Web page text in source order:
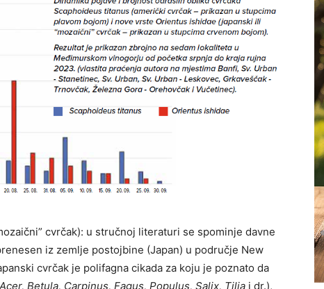
cvrčak): u stručnoj literaturi se spominje davne
iz zemlje postojbine (Japan) u područje New
cvrčak je polifagna cikada za koju je poznato da
Acer, Betula, Carpinus, Fagus, Populus, Salix, Tilia i dr.),